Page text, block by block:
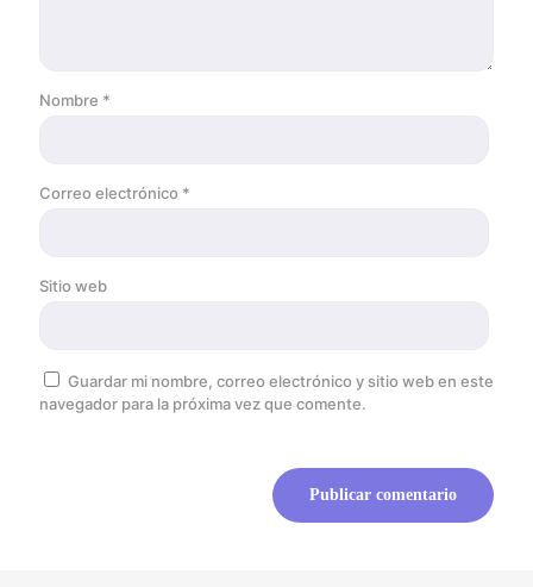
Nombre *
Correo electrónico *
Sitio web
Guardar mi nombre, correo electrónico y sitio web en este
navegador para la próxima vez que comente.